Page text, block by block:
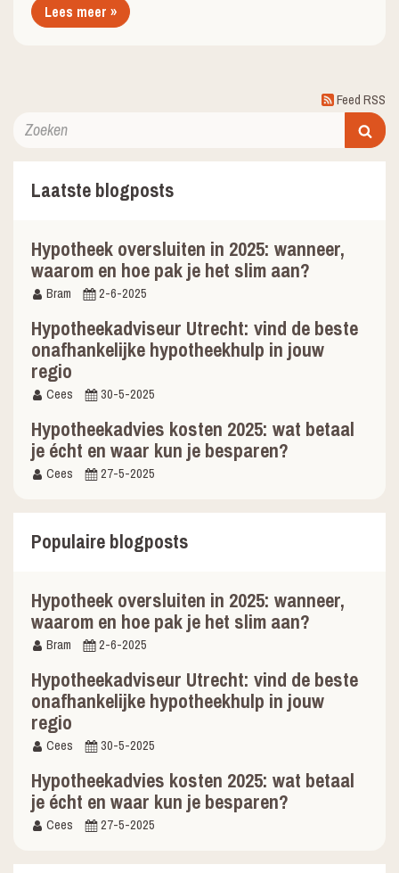
Lees meer »
Feed RSS
Laatste blogposts
Hypotheek oversluiten in 2025: wanneer,
waarom en hoe pak je het slim aan?
Bram 2-6-2025
Hypotheekadviseur Utrecht: vind de beste
onafhankelijke hypotheekhulp in jouw
regio
Cees 30-5-2025
Hypotheekadvies kosten 2025: wat betaal
je écht en waar kun je besparen?
Cees 27-5-2025
Populaire blogposts
Hypotheek oversluiten in 2025: wanneer,
waarom en hoe pak je het slim aan?
Bram 2-6-2025
Hypotheekadviseur Utrecht: vind de beste
onafhankelijke hypotheekhulp in jouw
regio
Cees 30-5-2025
Hypotheekadvies kosten 2025: wat betaal
je écht en waar kun je besparen?
Cees 27-5-2025